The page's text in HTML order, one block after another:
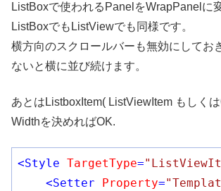
ListBoxで使われるPanelをWrapPanelに
ListBoxでもListViewでも同様です。
横方向のスクロールバーも無効にしてお
ないと横に並び続けます。
あとはListboxItem( ListViewItem もしく
Widthを決めればOK.
<Style TargetType=
<Setter Property=